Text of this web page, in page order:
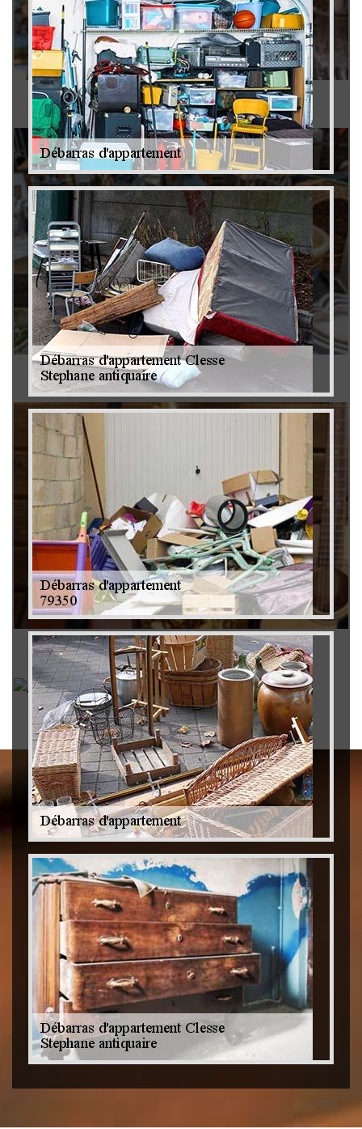
Antiquaire 79
Brocanteur 79
Rachat instrument de musique 79
Achat antiquité 79